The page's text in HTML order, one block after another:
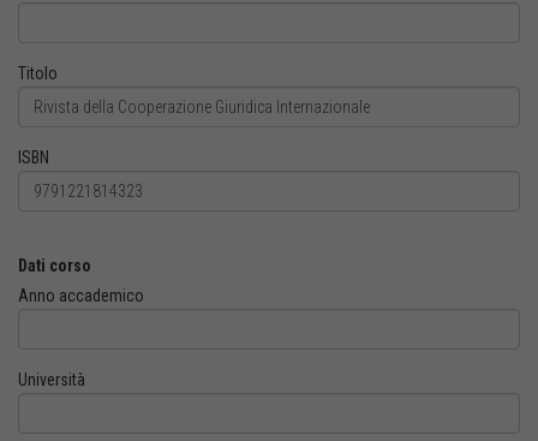
Titolo
ISBN
Dati corso
Anno accademico
Università